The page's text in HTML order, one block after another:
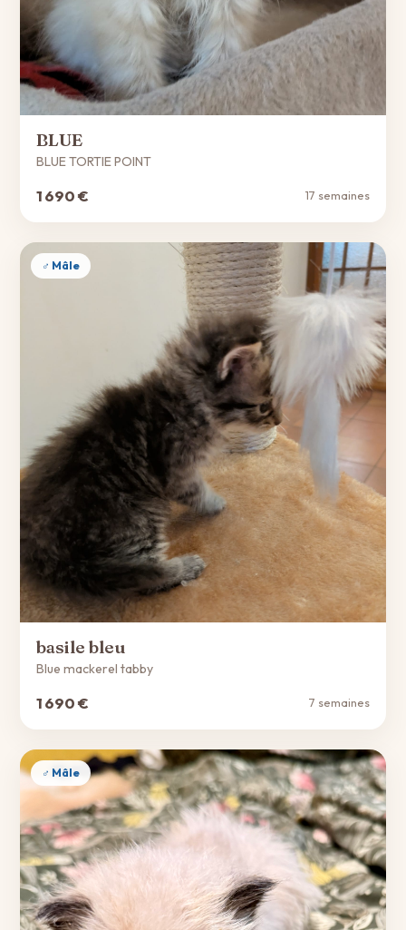
BLUE
BLUE TORTIE POINT
1 690 € 17 semaines
♂ Mâle
basile bleu
Blue mackerel tabby
1 690 € 7 semaines
♂ Mâle